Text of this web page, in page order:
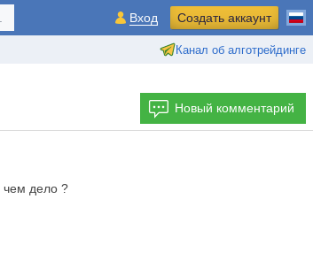
Канал об алготрейдинге
Вход Создать аккаунт
Новый комментарий
чем дело ?